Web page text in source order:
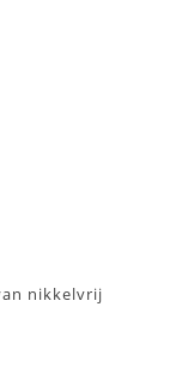
nikkelvrij